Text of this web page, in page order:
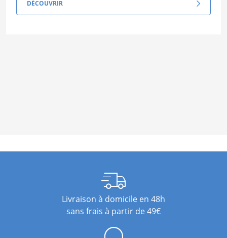
DÉCOUVRIR
Livraison à domicile en 48h
sans frais à partir de 49€